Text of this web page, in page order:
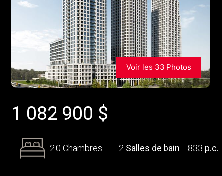
Voir les 33 Photos
1 082 900 $
2.0 Chambres 2 Salles de bain 833 p.c.